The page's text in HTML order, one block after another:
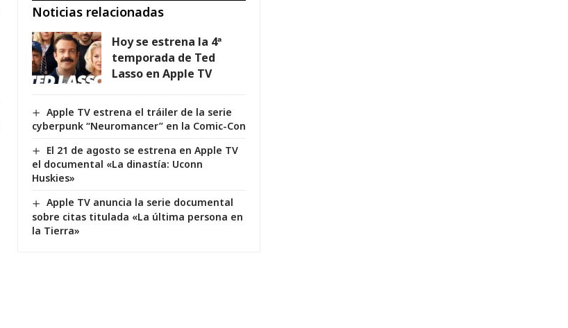
Noticias relacionadas
Hoy se estrena la 4ª
temporada de Ted
Lasso en Apple TV
Apple TV estrena el tráiler de la serie
cyberpunk “Neuromancer” en la Comic-Con
El 21 de agosto se estrena en Apple TV
el documental «La dinastía: Uconn
Huskies»
Apple TV anuncia la serie documental
sobre citas titulada «La última persona en
la Tierra»